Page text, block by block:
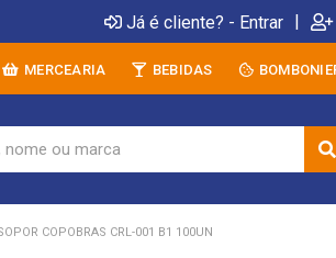
Já é cliente? - Entrar |
MERCEARIA BEBIDAS
COPOBRAS CRL-001 B1 100UN